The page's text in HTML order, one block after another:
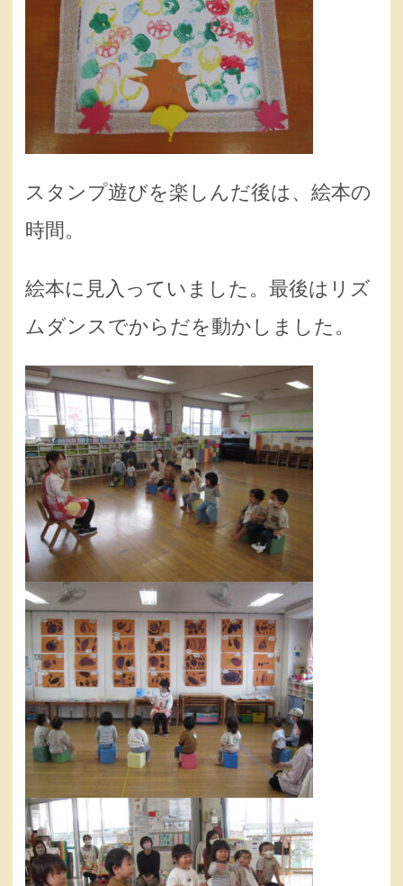
スタンプ遊びを楽しんだ後は、絵本の
時間。
絵本に見入っていました。最後はリズ
ムダンスでからだを動かしました。